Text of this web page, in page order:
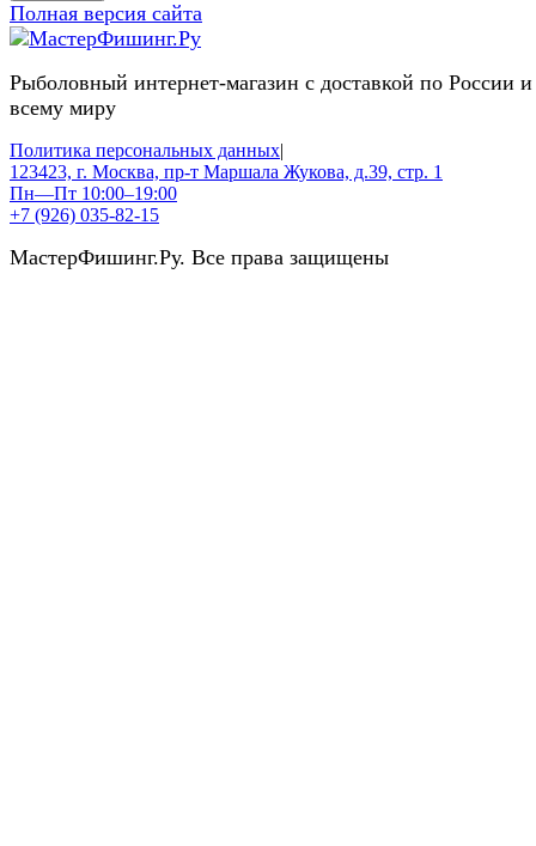
Полная версия сайта
Рыболовный интернет-магазин с доставкой по России и
всему миру
Политика персональных данных|
123423, г. Москва, пр-т Маршала Жукова, д.39, стр. 1
Пн—Пт 10:00–19:00
+7 (926) 035-82-15
МастерФишинг.Ру. Все права защищены